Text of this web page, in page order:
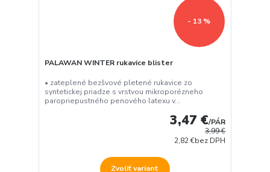
- 13 %
PALAWAN WINTER rukavice blister
• zateplené bezšvové pletené rukavice zo
syntetickej priadze s vrstvou mikroporézneho
paropriepustného penového latexu v...
3,99 €
3,47 €/PÁR
2,82 €bez DPH
Zvoliť variant